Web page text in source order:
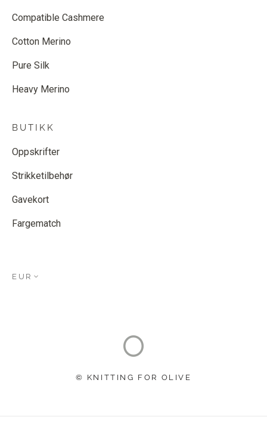
Compatible Cashmere
Cotton Merino
Pure Silk
Heavy Merino
BUTIKK
Oppskrifter
Strikketilbehør
Gavekort
Fargematch
EUR
© KNITTING FOR OLIVE